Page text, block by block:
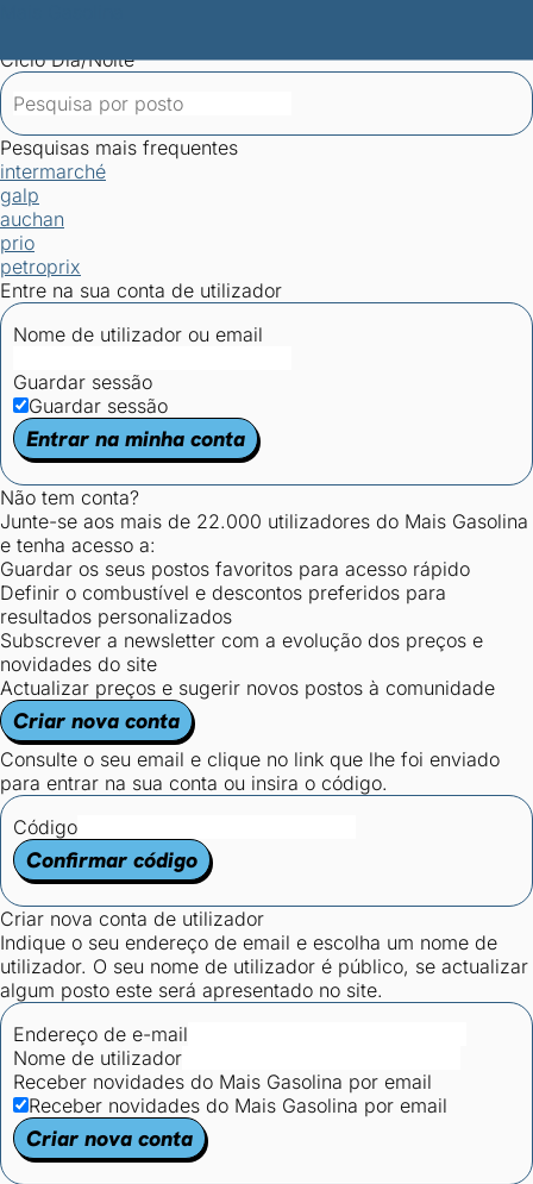
Ciclo Dia/Noite
Pesquisas mais frequentes
intermarché
galp
auchan
prio
petroprix
Entre na sua conta de utilizador
Nome de utilizador ou email
Guardar sessão
Guardar sessão
Entrar na minha conta
Não tem conta?
Junte-se aos mais de 22.000 utilizadores do Mais Gasolina
e tenha acesso a:
Guardar os seus postos favoritos para acesso rápido
Definir o combustível e descontos preferidos para
resultados personalizados
Subscrever a newsletter com a evolução dos preços e
novidades do site
Actualizar preços e sugerir novos postos à comunidade
Criar nova conta
Consulte o seu email e clique no link que lhe foi enviado
para entrar na sua conta ou insira o código.
Código
Confirmar código
Criar nova conta de utilizador
Indique o seu endereço de email e escolha um nome de
utilizador. O seu nome de utilizador é público, se actualizar
algum posto este será apresentado no site.
Endereço de e-mail
Nome de utilizador
Receber novidades do Mais Gasolina por email
Receber novidades do Mais Gasolina por email
Criar nova conta